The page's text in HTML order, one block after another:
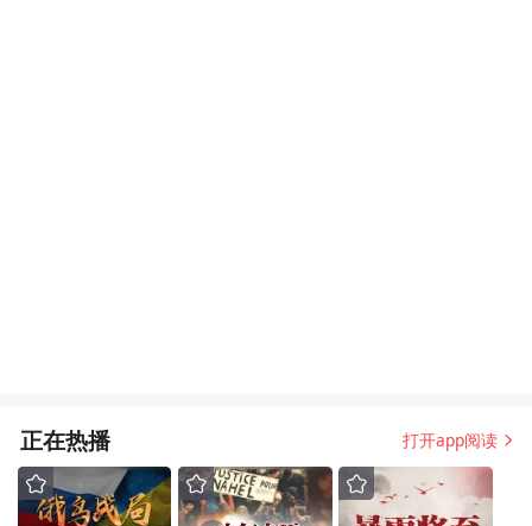
正在热播 打开app阅读